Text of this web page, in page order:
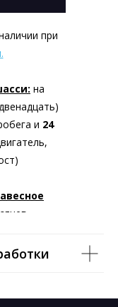
при
на
и 24